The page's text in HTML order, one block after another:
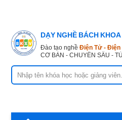
DẠY NGHỀ BÁCH
Đào tạo nghề Điện Tử - Điện
CƠ BẢN - CHUYÊN SÂU -